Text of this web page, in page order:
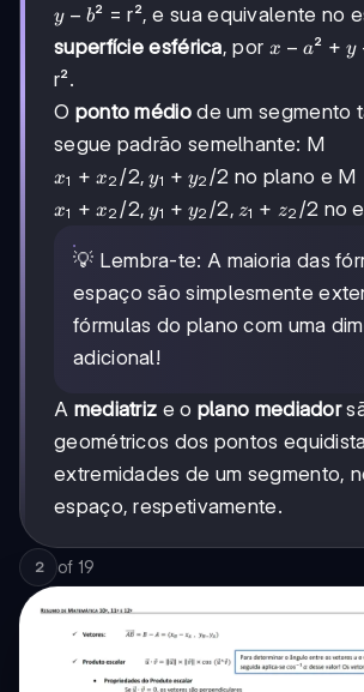
y-
b
y − b² = r², e sua equivalente no
superfície esférica, por x-
x − a² +y
r².
O ponto médiode um segmento
segue padrão semelhante: M
x₁+x₂/2,
y₁+y₂/2
x1 + x2 /2, y1 + y2 /2 no plano e M
x₁+x₂/2,
z₁+z₂/2
x1 + x2 /2, y1 + y2 /2, z1 + z2 /2 no
💡 Lembra-te: A maioria das
espaço são simplesmente
fórmulas do plano com uma
adicional!
A mediatriz e o plano mediador
geométricos dos pontos
extremidades de um segmento,
espaço, respetivamente.
2 of 19